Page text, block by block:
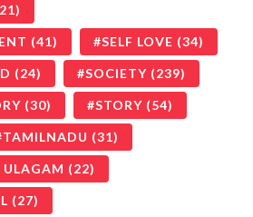
(41) SELF LOVE (34)
(24) SOCIETY (239)
(30) STORY (54)
TAMILNADU (31)
(22)
(27)